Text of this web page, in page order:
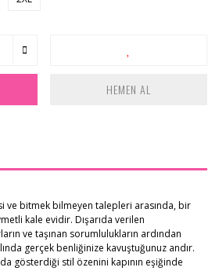
HEMEN AL
ve bitmek bilmeyen talepleri arasında, bir
kale evidir. Dışarıda verilen
ve taşınan sorumlulukların ardından
gerçek benliğinize kavuştuğunuz andır.
gösterdiği stil özenini kapının eşiğinde